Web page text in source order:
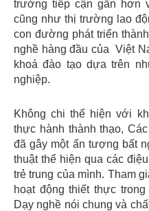
trường tiếp cận gần hơn
cũng như thị trường lao
con đường phát triển
nghề hàng đầu của Việt
khoá đào tạo dựa trên
nghiệp.
Không chi thể hiện với
thực hành thành thạo,
đã gây một ấn tượng bất
thuật thể hiện qua các
trẻ trung của mình. Tham
hoạt động thiết thực
Dạy nghề nói chung và